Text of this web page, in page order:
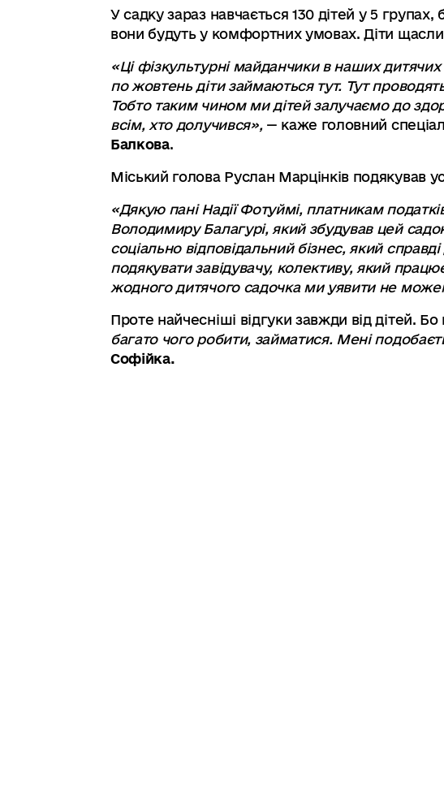
У садку зараз навчається 130 дітей у 5
вони будуть у комфортних умовах. Діти
«Ці фізкультурні майданчики в наших
по жовтень діти займаються тут. Тут
Тобто таким чином ми дітей залучаємо до
всім, хто долучився»,— каже головний
Балкова.
Міський голова Руслан Марцінків подякував
«Дякую пані Надії Фотуймі, платникам
Володимиру Балагурі, який збудував цей
соціально відповідальний бізнес, який
подякувати завідувачу, колективу, який
жодного дитячого садочка ми уявити не
Проте найчесніші відгуки завжди від дітей.
багато чого робити, займатися. Мені
Софійка.